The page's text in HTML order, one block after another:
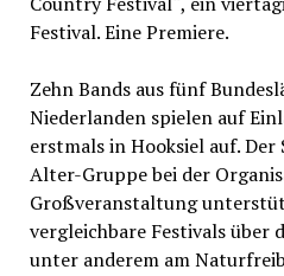
Festival. Eine Premiere.
Zehn Bands aus fünf
Niederlanden spielen auf
erstmals in Hooksiel auf. Der
Alter-Gruppe bei der
Großveranstaltung
vergleichbare Festivals über
unter anderem am